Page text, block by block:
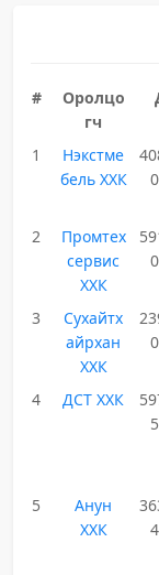
#
Оролцо
гч
1
Нэкстме
бель ХХК
2
Промтех
сервис
ХХК
3
Сухайтх
айрхан
ХХК
4
ДСТ ХХК
5
Анун
ХХК